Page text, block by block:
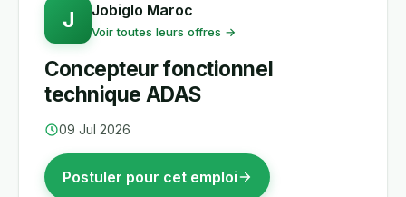
J Jobiglo Maroc
Voir toutes leurs offres →
Concepteur fonctionnel
technique ADAS
09 Jul 2026
Postuler pour cet emploi